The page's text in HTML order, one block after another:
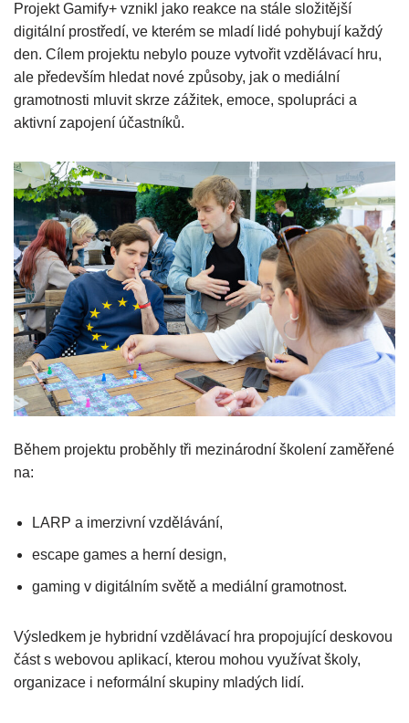
Projekt Gamify+ vznikl jako reakce na stále složitější
digitální prostředí, ve kterém se mladí lidé pohybují každý
den. Cílem projektu nebylo pouze vytvořit vzdělávací hru,
ale především hledat nové způsoby, jak o mediální
gramotnosti mluvit skrze zážitek, emoce, spolupráci a
aktivní zapojení účastníků.
Během projektu proběhly tři mezinárodní školení zaměřené
na:
LARP a imerzivní vzdělávání,
escape games a herní design,
gaming v digitálním světě a mediální gramotnost.
Výsledkem je hybridní vzdělávací hra propojující deskovou
část s webovou aplikací, kterou mohou využívat školy,
organizace i neformální skupiny mladých lidí.